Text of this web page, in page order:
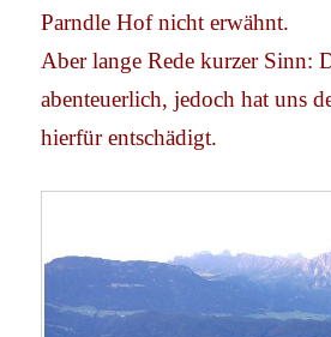
Parndle Hof nicht erwähnt.
Aber lange Rede kurzer Sinn:
abenteuerlich, jedoch hat uns
hierfür entschädigt.